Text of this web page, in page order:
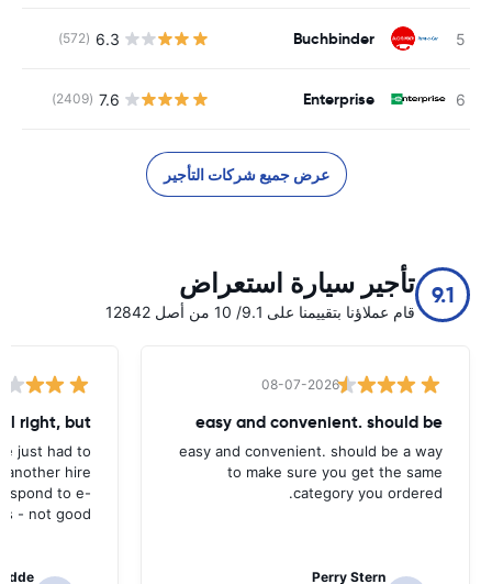
Buchbinder
6.3
(572)
Enterprise
7.6
(2409)
عرض جميع شركات التأجير
9.1 تأجير سيارة استعراض
قام عملاؤنا بتقييمنا على 9.1/ 10 من أصل 12842
08-07-2026
easy and convenient. should be
easy and convenient. should be a way
to make sure you get the same
category you ordered.
Perry Stern
right, but
just had to
another hire
to e-
- not good.